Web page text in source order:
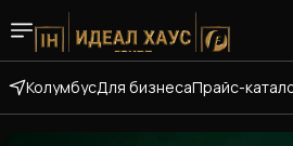
КолумбусДля бизнесаПрайс-